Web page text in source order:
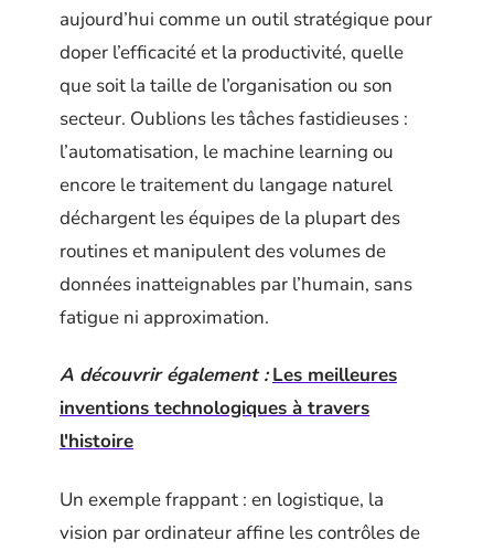
aujourd’hui comme un outil stratégique pour
doper l’efficacité et la productivité, quelle
que soit la taille de l’organisation ou son
secteur. Oublions les tâches fastidieuses :
l’automatisation, le machine learning ou
encore le traitement du langage naturel
déchargent les équipes de la plupart des
routines et manipulent des volumes de
données inatteignables par l’humain, sans
fatigue ni approximation.
A découvrir également : Les meilleures
inventions technologiques à travers
l'histoire
Un exemple frappant : en logistique, la
vision par ordinateur affine les contrôles de